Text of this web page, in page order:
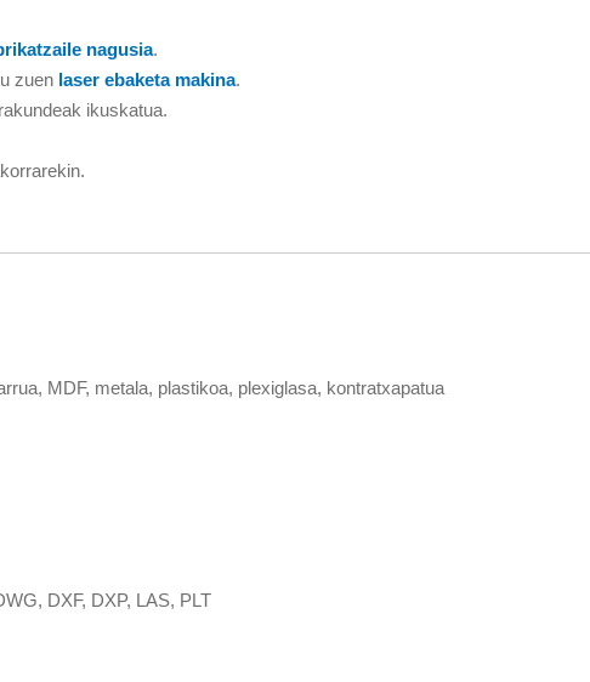
nagusia.
zuen laser ebaketa makina.
ikuskatua.
MDF, metala, plastikoa, plexiglasa, kontratxapatua
DXF, DXP, LAS, PLT